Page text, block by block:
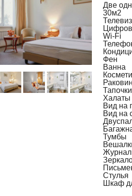
Две
30м2
Wi-Fi
Фен
Ванна
Тапочки
Халаты
Вид на
Вид на
Тумбы
Стулья
Шкаф